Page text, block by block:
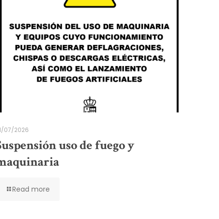
07/2026
uso de fuego y
Read more